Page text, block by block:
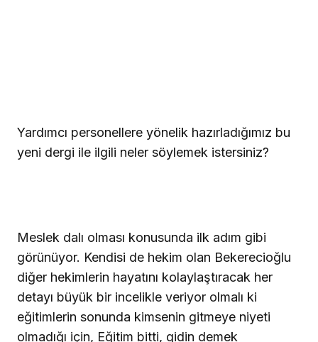
Yardımcı personellere yönelik hazırladığımız bu
yeni dergi ile ilgili neler söylemek istersiniz?
Meslek dalı olması konusunda ilk adım gibi
görünüyor. Kendisi de hekim olan Bekerecioğlu
diğer hekimlerin hayatını kolaylaştıracak her
detayı büyük bir incelikle veriyor olmalı ki
eğitimlerin sonunda kimsenin gitmeye niyeti
olmadığı için, Eğitim bitti, gidin demek